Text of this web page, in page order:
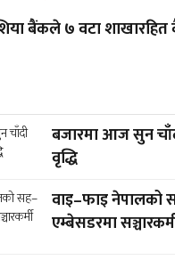
बैंकले ७ वटा शाखारहित
बजारमा आज सुन
वृद्धि
वाइ–फाइ नेपालको
एम्बेसडरमा